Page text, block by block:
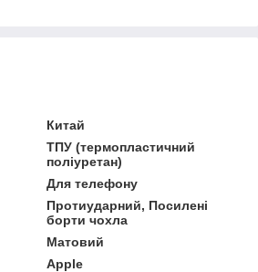
Китай
ТПУ (термопластичний
поліуретан)
Для телефону
Протиударний, Посилені
борти чохла
Матовий
Apple